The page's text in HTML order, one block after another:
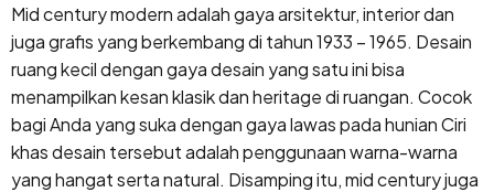
Mid century modern adalah gaya arsitektur, interior dan
juga grafis yang berkembang di tahun 1933 – 1965. Desain
ruang kecil dengan gaya desain yang satu ini bisa
menampilkan kesan klasik dan heritage di ruangan. Cocok
bagi Anda yang suka dengan gaya lawas pada hunian Ciri
khas desain tersebut adalah penggunaan warna-warna
yang hangat serta natural. Disamping itu, mid century juga